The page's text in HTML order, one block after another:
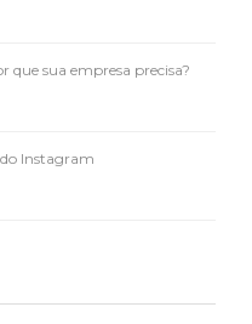
que sua empresa precisa?
Instagram